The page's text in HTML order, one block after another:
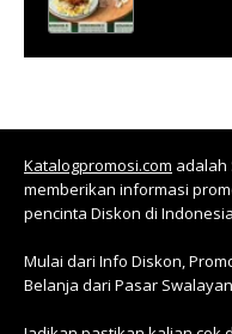
Katalogpromosi.com adalah
memberikan informasi
pencinta Diskon di Indonesia
Mulai dari Info Diskon,
Belanja dari Pasar